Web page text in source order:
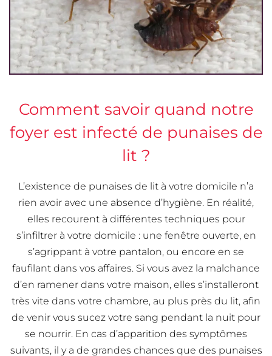
Comment savoir quand notre
foyer est infecté de punaises de
lit ?
L’existence de punaises de lit à votre domicile n’a
rien avoir avec une absence d’hygiène. En réalité,
elles recourent à différentes techniques pour
s’infiltrer à votre domicile : une fenêtre ouverte, en
s’agrippant à votre pantalon, ou encore en se
faufilant dans vos affaires. Si vous avez la malchance
d’en ramener dans votre maison, elles s’installeront
très vite dans votre chambre, au plus près du lit, afin
de venir vous sucez votre sang pendant la nuit pour
se nourrir. En cas d’apparition des symptômes
suivants, il y a de grandes chances que des punaises